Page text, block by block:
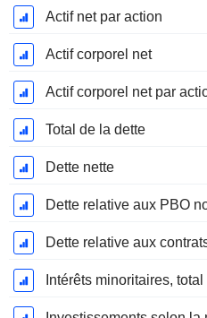
Actif net par action
Actif corporel net
Actif corporel net par
Total de la dette
Dette nette
Dette relative aux PBO
Dette relative aux